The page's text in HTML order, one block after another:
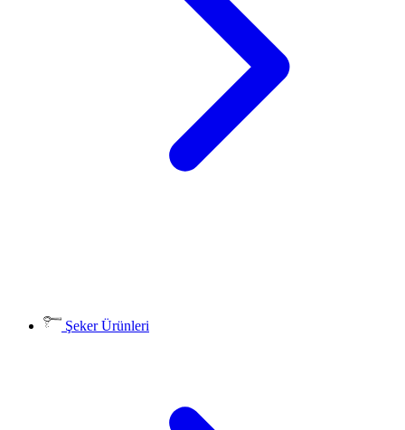
Şeker Ürünleri